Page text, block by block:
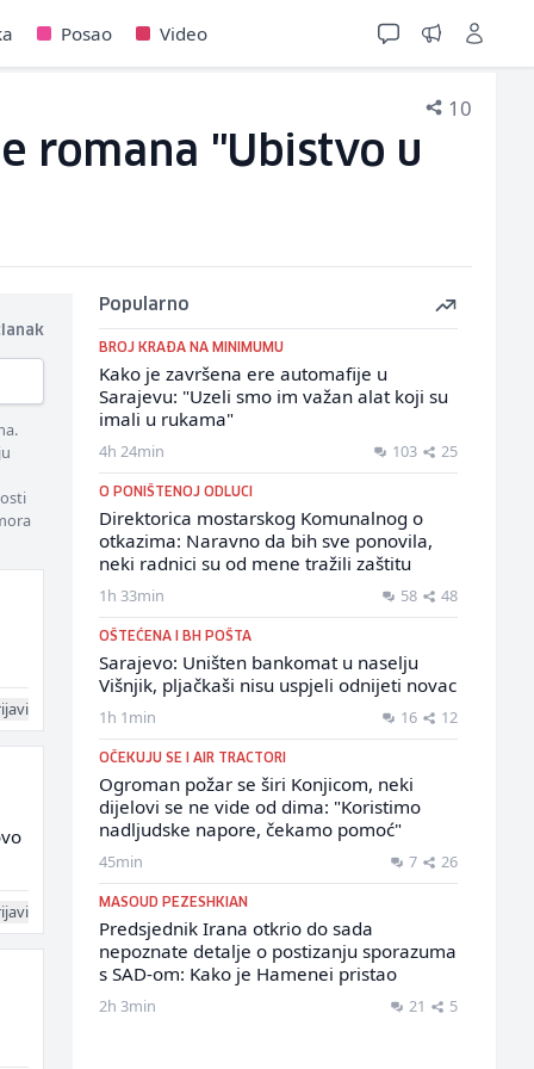
Posao Video
10
romana "Ubistvo u
Popularno
BROJ KRAĐA NA MINIMUMU
Kako je završena ere automafije u
Sarajevu: "Uzeli smo im važan alat koji su
imali u rukama"
4h 24min 103 25
O PONIŠTENOJ ODLUCI
Direktorica mostarskog Komunalnog o
otkazima: Naravno da bih sve ponovila,
neki radnici su od mene tražili zaštitu
1h 33min 58 48
OŠTEĆENA I BH POŠTA
Sarajevo: Uništen bankomat u naselju
Višnjik, pljačkaši nisu uspjeli odnijeti novac
1h 1min 16 12
OČEKUJU SE I AIR TRACTORI
Ogroman požar se širi Konjicom, neki
dijelovi se ne vide od dima: "Koristimo
nadljudske napore, čekamo pomoć"
45min 7 26
MASOUD PEZESHKIAN
Predsjednik Irana otkrio do sada
nepoznate detalje o postizanju sporazuma
s SAD-om: Kako je Hamenei pristao
2h 3min 21 5